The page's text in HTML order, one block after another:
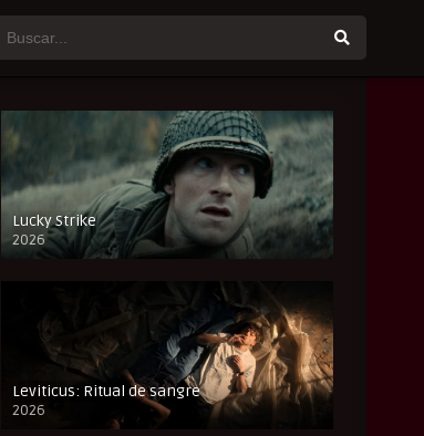
Lucky Strike
2026
FULL HD
Leviticus: Ritual de sangre
2026
FULL HD